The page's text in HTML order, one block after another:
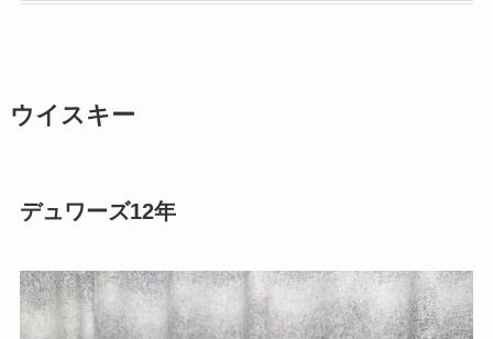
ウイスキー
デュワーズ12年